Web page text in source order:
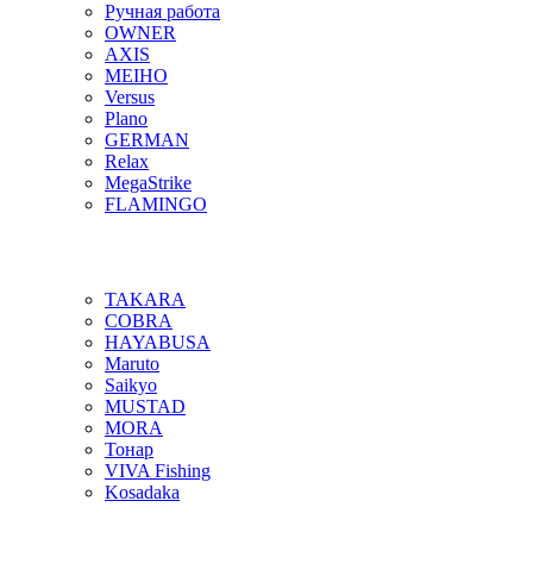
Ручная работа
OWNER
AXIS
MEIHO
Versus
Plano
GERMAN
Relax
MegaStrike
FLAMINGO
TAKARA
COBRA
HAYABUSA
Maruto
Saikyo
MUSTAD
MORA
Тонар
VIVA Fishing
Kosadaka